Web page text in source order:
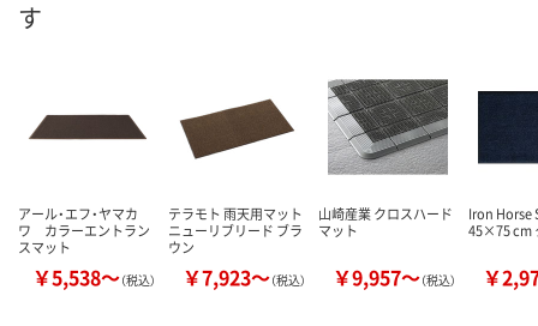
お届け日
カゴへ カゴへ
数量
す
アール・エフ・ヤマカ
ワ カラーエントラン
スマット
￥5,538～（税込）
テラモト 雨天用マット
ニューリブリード ブラ
ウン
￥7,923～（税込）
山崎産業 クロスハード
マット
￥9,957～（税込）
Iron Horse
45×75 cm
￥